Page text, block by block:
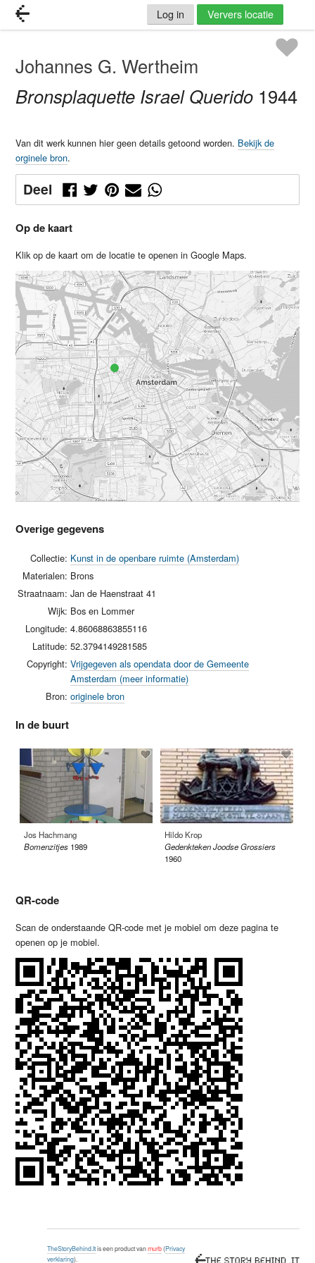
Log in Ververs locatie
Johannes G. Wertheim
Bronsplaquette Israel Querido 1944
Van dit werk kunnen hier geen details getoond worden. Bekijk de
orginele bron.
Deel
Op de kaart
Klik op de kaart om de locatie te openen in Google Maps.
Overige gegevens
Collectie: Kunst in de openbare ruimte (Amsterdam)
Materialen: Brons
Straatnaam: Jan de Haenstraat 41
Wijk: Bos en Lommer
Longitude: 4.86068863855116
Latitude: 52.3794149281585
Copyright: Vrijgegeven als opendata door de Gemeente
Amsterdam (meer informatie)
Bron: originele bron
In de buurt
Jos Hachmang
Bomenzitjes 1989
Hildo Krop
Gedenkteken Joodse Grossiers
1960
QR-code
Scan de onderstaande QR-code met je mobiel om deze pagina te
openen op je mobiel.
TheStoryBehind.Itis een product vanmurb(Privacy
verklaring).